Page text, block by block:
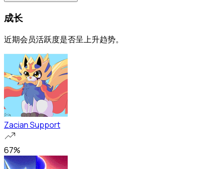
成长
近期会员活跃度是否呈上升趋势。
Zacian Support
67%